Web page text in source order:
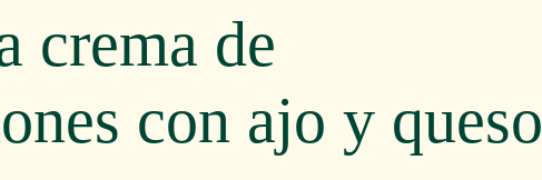
crema de
con ajo y queso